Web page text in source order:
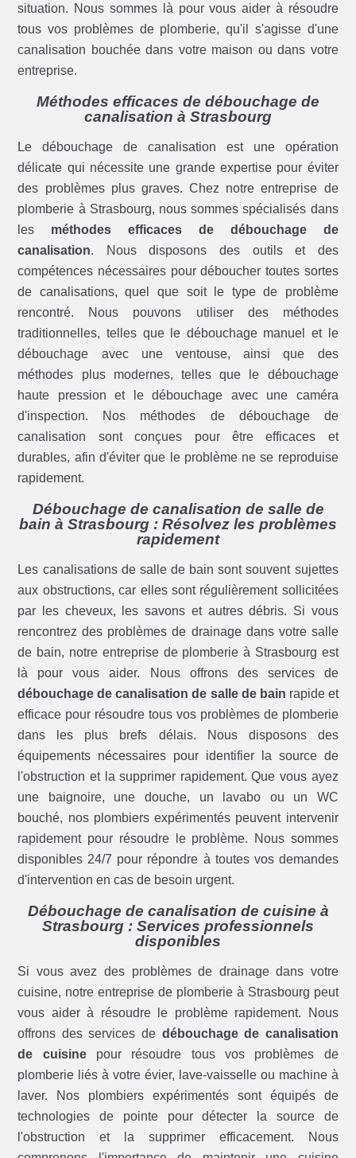
situation. Nous sommes là pour vous aider à résoudre
tous vos problèmes de plomberie, qu'il s'agisse d'une
canalisation bouchée dans votre maison ou dans votre
entreprise.
Méthodes efficaces de débouchage de
canalisation à Strasbourg
Le débouchage de canalisation est une opération
délicate qui nécessite une grande expertise pour éviter
des problèmes plus graves. Chez notre entreprise de
plomberie à Strasbourg, nous sommes spécialisés dans
les méthodes efficaces de débouchage de
canalisation. Nous disposons des outils et des
compétences nécessaires pour déboucher toutes sortes
de canalisations, quel que soit le type de problème
rencontré. Nous pouvons utiliser des méthodes
traditionnelles, telles que le débouchage manuel et le
débouchage avec une ventouse, ainsi que des
méthodes plus modernes, telles que le débouchage
haute pression et le débouchage avec une caméra
d'inspection. Nos méthodes de débouchage de
canalisation sont conçues pour être efficaces et
durables, afin d'éviter que le problème ne se reproduise
rapidement.
Débouchage de canalisation de salle de
bain à Strasbourg : Résolvez les problèmes
rapidement
Les canalisations de salle de bain sont souvent sujettes
aux obstructions, car elles sont régulièrement sollicitées
par les cheveux, les savons et autres débris. Si vous
rencontrez des problèmes de drainage dans votre salle
de bain, notre entreprise de plomberie à Strasbourg est
là pour vous aider. Nous offrons des services de
débouchage de canalisation de salle de bain rapide et
efficace pour résoudre tous vos problèmes de plomberie
dans les plus brefs délais. Nous disposons des
équipements nécessaires pour identifier la source de
l'obstruction et la supprimer rapidement. Que vous ayez
une baignoire, une douche, un lavabo ou un WC
bouché, nos plombiers expérimentés peuvent intervenir
rapidement pour résoudre le problème. Nous sommes
disponibles 24/7 pour répondre à toutes vos demandes
d'intervention en cas de besoin urgent.
Débouchage de canalisation de cuisine à
Strasbourg : Services professionnels
disponibles
Si vous avez des problèmes de drainage dans votre
cuisine, notre entreprise de plomberie à Strasbourg peut
vous aider à résoudre le problème rapidement. Nous
offrons des services de débouchage de canalisation
de cuisinepour résoudre tous vos problèmes de
plomberie liés à votre évier, lave-vaisselle ou machine à
laver. Nos plombiers expérimentés sont équipés de
technologies de pointe pour détecter la source de
l'obstruction et la supprimer efficacement. Nous